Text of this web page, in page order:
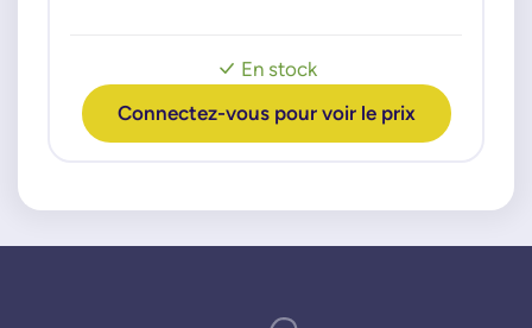
OPEL
4421942
93865839
702256170
En stock
Connectez-vous pour voir le prix
RENAULT
Clio3 Modus Kangoo Megane 3